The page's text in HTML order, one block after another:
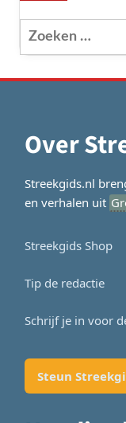
Zoeken
naar:
Over
Streekgids.nl
en verhalen uit
Streekgids Shop
Tip de redactie
Schrijf je in voor
Steun